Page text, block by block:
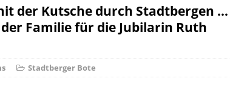
der Kutsche durch Stadtbergen
Familie für die Jubilarin Ruth
Stadtberger Bote